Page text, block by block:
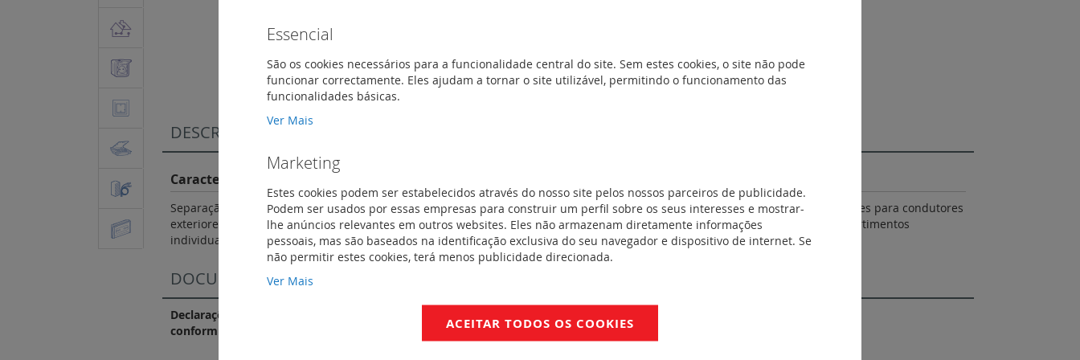
de
imagens
DESCRIÇÃO
Características do Produto
Separação dos barramentos e das unidades funcionais e separação de todas as unidades funcionais entre si, incluindo os bornes para condutores
exteriores. Os bornes para condutores exteriores não estão no mesmo compartimento das unidades funcionais mas em compartimentos
individuais separados.
DOCUMENTAÇÃO DE CONFORMIDADE
Declarações e certificados de
conformidade
LOVAG-IT 12.017
Essencial
São os cookies necessários para a funcionalidade central do site. Sem estes cookies, o site não pode
funcionar correctamente. Eles ajudam a tornar o site utilizável, permitindo o funcionamento das
funcionalidades básicas.
Ver Mais
Marketing
Estes cookies podem ser estabelecidos através do nosso site pelos nossos parceiros de publicidade.
Podem ser usados por essas empresas para construir um perfil sobre os seus interesses e mostrar-
lhe anúncios relevantes em outros websites. Eles não armazenam diretamente informações
pessoais, mas são baseados na identificação exclusiva do seu navegador e dispositivo de internet. Se
não permitir estes cookies, terá menos publicidade direcionada.
Ver Mais
ACEITAR TODOS OS COOKIES